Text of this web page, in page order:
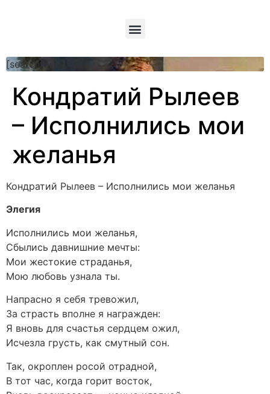
[searchform]
Кондратий Рылеев
– Исполнились мои
желанья
Кондратий Рылеев – Исполнились мои желанья
Элегия
Исполнились мои желанья,
Сбылись давнишние мечты:
Мои жестокие страданья,
Мою любовь узнала ты.
Напрасно я себя тревожил,
За страсть вполне я награжден:
Я вновь для счастья сердцем ожил,
Исчезла грусть, как смутный сон.
Так, окроплен росой отрадной,
В тот час, когда горит восток,